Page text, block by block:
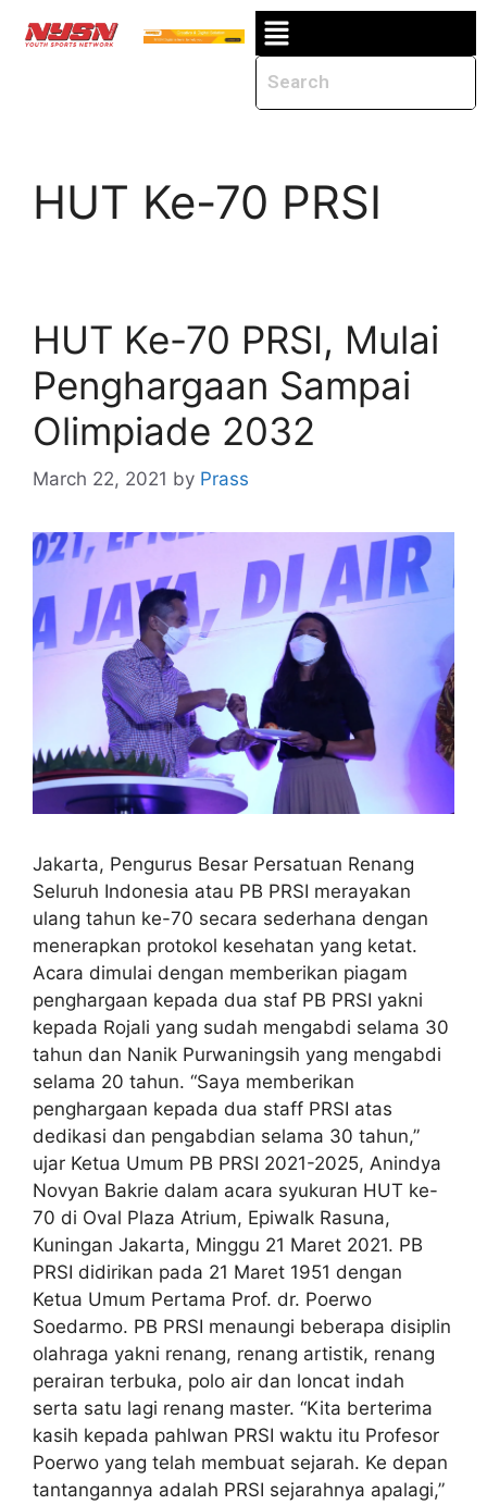
HUT Ke-70 PRSI
HUT Ke-70 PRSI, Mulai
Penghargaan Sampai
Olimpiade 2032
March 22, 2021 by Prass
Jakarta, Pengurus Besar Persatuan Renang
Seluruh Indonesia atau PB PRSI merayakan
ulang tahun ke-70 secara sederhana dengan
menerapkan protokol kesehatan yang ketat.
Acara dimulai dengan memberikan piagam
penghargaan kepada dua staf PB PRSI yakni
kepada Rojali yang sudah mengabdi selama 30
tahun dan Nanik Purwaningsih yang mengabdi
selama 20 tahun. “Saya memberikan
penghargaan kepada dua staff PRSI atas
dedikasi dan pengabdian selama 30 tahun,”
ujar Ketua Umum PB PRSI 2021-2025, Anindya
Novyan Bakrie dalam acara syukuran HUT ke-
70 di Oval Plaza Atrium, Epiwalk Rasuna,
Kuningan Jakarta, Minggu 21 Maret 2021. PB
PRSI didirikan pada 21 Maret 1951 dengan
Ketua Umum Pertama Prof. dr. Poerwo
Soedarmo. PB PRSI menaungi beberapa disiplin
olahraga yakni renang, renang artistik, renang
perairan terbuka, polo air dan loncat indah
serta satu lagi renang master. “Kita berterima
kasih kepada pahlwan PRSI waktu itu Profesor
Poerwo yang telah membuat sejarah. Ke depan
tantangannya adalah PRSI sejarahnya apalagi,”